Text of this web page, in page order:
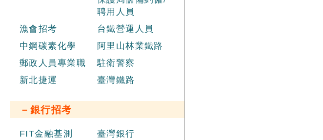
聘用人員
漁會招考
台鐵營運人員
中鋼碳素化學
阿里山林業鐵路
郵政人員專業職
駐衛警察
新北捷運
臺灣鐵路
－銀行招考
FIT金融基測
臺灣銀行